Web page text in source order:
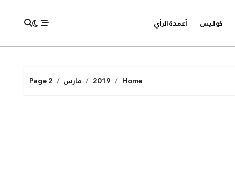
كواليس أعمدة الرأي
Home
2019 مارس Page 2